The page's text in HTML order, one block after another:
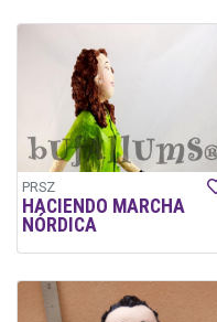
PRSZ
HACIENDO MARCHA
NÓRDICA